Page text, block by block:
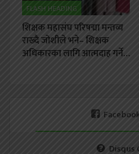
FLASH HEADING
शिक्षक महासंघ परिषद्मा मन्तव्य
राख्दै जोशीले भने– शिक्षक
अधिकारका लागि आत्मदाह गर्ने…
Disqus